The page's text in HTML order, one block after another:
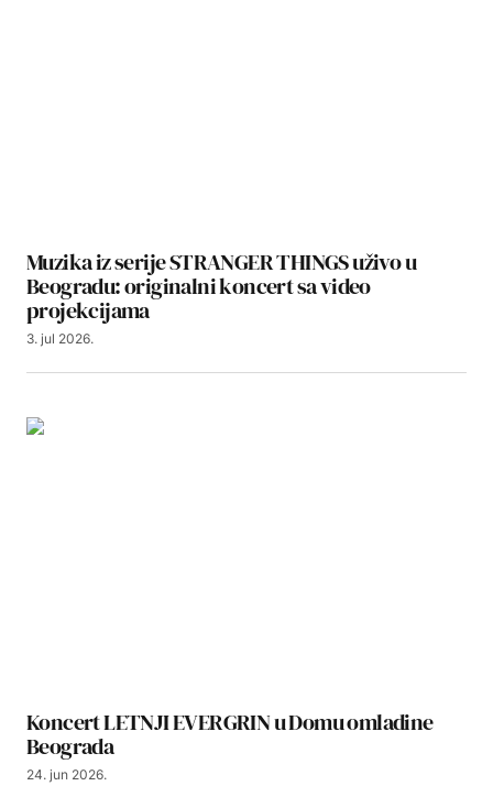
Muzika iz serije STRANGER THINGS uživo u
Beogradu: originalni koncert sa video
projekcijama
3. jul 2026.
Koncert LETNJI EVERGRIN u Domu omladine
Beograda
24. jun 2026.